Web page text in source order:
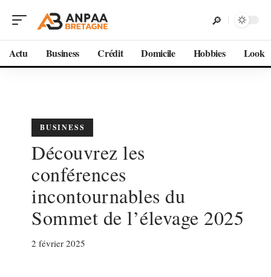
Actu Business Crédit Domicile Hobbies Look
BUSINESS
Découvrez les
conférences
incontournables du
Sommet de l’élevage 2025
2 février 2025